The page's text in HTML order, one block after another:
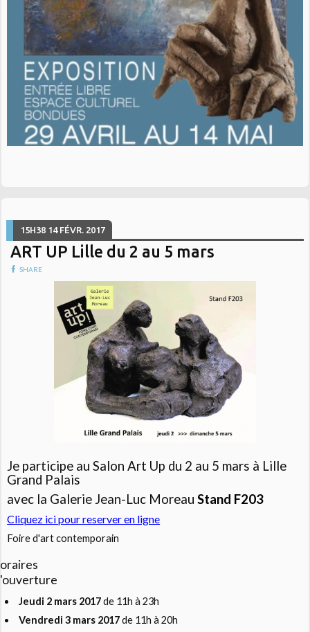
15H38 14 FÉVR. 2017
ART UP Lille du 2 au 5 mars
SHARE
Je participe au Salon Art Up du 2 au 5 mars à Lille
Grand Palais
avec la Galerie Jean-Luc MoreauStand F203
Cliquez ici pour reserver en ligne
Foire d'art contemporain
Jeudi 2 mars 2017de 11h à 23h
Vendredi 3 mars 2017de 11h à 20h